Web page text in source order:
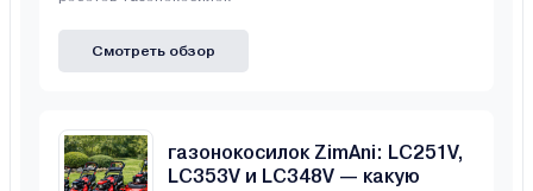
Смотреть обзор
газонокосилок ZimAni: LC251V,
LC353V и LC348V — какую